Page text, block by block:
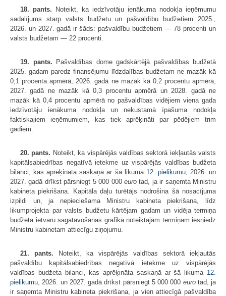
18. pants. Noteikt, ka iedzīvotāju ienākuma nodokļa ieņēmumu
sadalījums starp valsts budžetu un pašvaldību budžetiem 2025.,
2026. un 2027. gadā ir šāds: pašvaldību budžetiem — 78 procenti un
valsts budžetam — 22 procenti.
19. pants. Pašvaldības dome gadskārtējā pašvaldības budžetā
2025. gadam paredz finansējumu līdzdalības budžetam ne mazāk kā
0,1 procenta apmērā, 2026. gadā ne mazāk kā 0,2 procentu apmērā,
2027. gadā ne mazāk kā 0,3 procentu apmērā un 2028. gadā ne
mazāk kā 0,4 procentu apmērā no pašvaldības vidējiem viena gada
iedzīvotāju ienākuma nodokļa un nekustamā īpašuma nodokļa
faktiskajiem ieņēmumiem, kas tiek aprēķināti par pēdējiem trim
gadiem.
20. pants. Noteikt, ka vispārējās valdības sektorā iekļautās valsts
kapitālsabiedrības negatīvā ietekme uz vispārējās valdības budžeta
bilanci, kas aprēķināta saskaņā ar šā likuma 12. pielikumu, 2026. un
2027. gadā drīkst pārsniegt 5 000 000 eurotad, ja ir saņemta Ministru
kabineta piekrišana. Kapitāla daļu turētājs nodrošina šā nosacījuma
izpildi un, ja nepieciešama Ministru kabineta piekrišana, līdz
likumprojekta par valsts budžetu kārtējam gadam un vidēja termiņa
budžeta ietvaru sagatavošanas grafikā noteiktajam termiņam iesniedz
Ministru kabinetam attiecīgu ziņojumu.
21. pants. Noteikt, ka vispārējās valdības sektorā iekļautās
pašvaldību kapitālsabiedrības negatīvā ietekme uz vispārējās
valdības budžeta bilanci, kas aprēķināta saskaņā ar šā likuma 12.
pielikumu , 2026. un 2027. gadā drīkst pārsniegt 5 000 000 eurotad, ja
ir saņemta Ministru kabineta piekrišana, ja vien attiecīgā pašvaldība